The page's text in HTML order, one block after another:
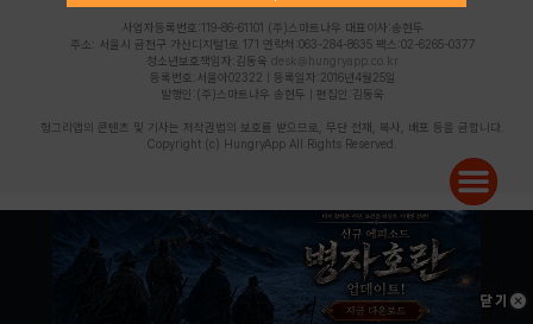
사업자등록번호:119-86-61101 (주)스마트나우 대표이사:송현두
주소: 서울시 금천구 가산디지털1로 171 연락처:063-284-8635 팩스:02-6265-0377
청소년보호책임자:김동욱 desk@hungryapp.co.kr
등록번호:서울아02322 | 등록일자:2016년4월25일
발행인:(주)스마트나우 송현두 | 편집인:김동욱
헝그리앱의 콘텐츠 및 기사는 저작권법의 보호를 받으므로, 무단 전재, 복사, 배포 등을 금합니다.
Copyright (c) HungryApp All Rights Reserved.